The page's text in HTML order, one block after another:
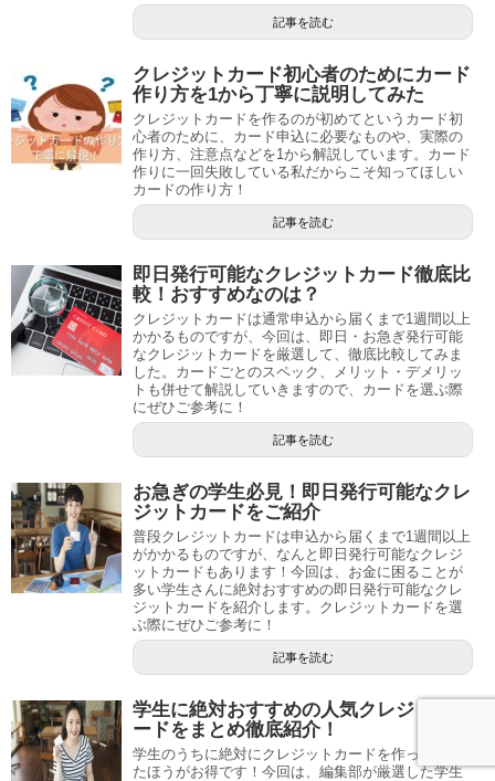
記事を読む
クレジットカード初心者のためにカード
作り方を1から丁寧に説明してみた
クレジットカードを作るのが初めてというカード初
心者のために、カード申込に必要なものや、実際の
作り方、注意点などを1から解説しています。カード
作りに一回失敗している私だからこそ知ってほしい
カードの作り方！
記事を読む
即日発行可能なクレジットカード徹底比
較！おすすめなのは？
クレジットカードは通常申込から届くまで1週間以上
かかるものですが、今回は、即日・お急ぎ発行可能
なクレジットカードを厳選して、徹底比較してみま
した。カードごとのスペック、メリット・デメリッ
トも併せて解説していきますので、カードを選ぶ際
にぜひご参考に！
記事を読む
お急ぎの学生必見！即日発行可能なクレ
ジットカードをご紹介
普段クレジットカードは申込から届くまで1週間以上
がかかるものですが、なんと即日発行可能なクレジ
ットカードもあります！今回は、お金に困ることが
多い学生さんに絶対おすすめの即日発行可能なクレ
ジットカードを紹介します。クレジットカードを選
ぶ際にぜひご参考に！
記事を読む
学生に絶対おすすめの人気クレジットカ
ードをまとめ徹底紹介！
学生のうちに絶対にクレジットカードを作っておい
たほうがお得です！今回は、編集部が厳選した学生